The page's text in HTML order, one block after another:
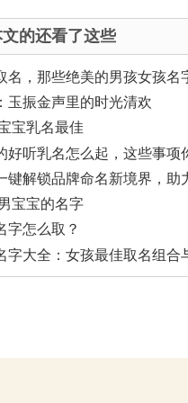
的还看了这些
名，那些绝美的男孩女孩名
玉振金声里的时光清欢
宝乳名最佳
乳名怎么起，这些事项你一定要知
解锁品牌命名新境界，助力企业腾
宝宝的名字
字怎么取？
大全：女孩最佳取名组合与使用